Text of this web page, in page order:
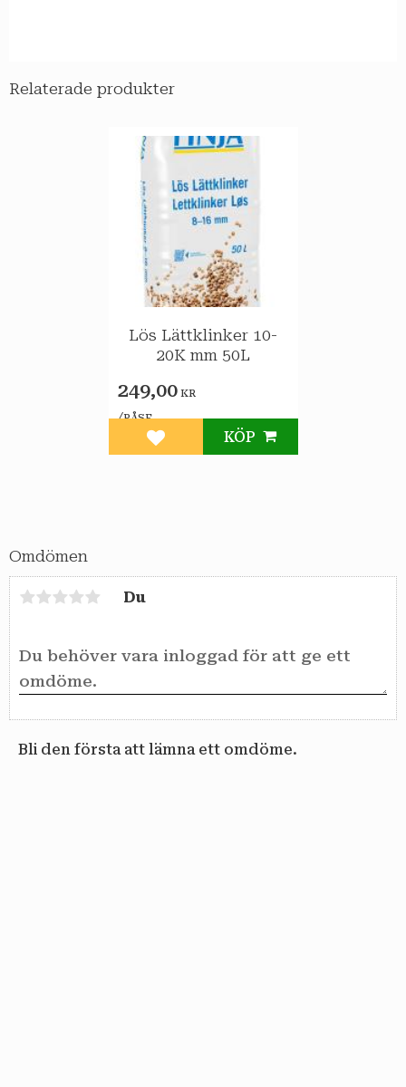
Omdömen
Du
Bli den första att lämna ett omdöme.
Relaterade produkter
Lös Lättklinker 10-
20K mm 50L
249,00KR
/PÅSE
Lägg till i favoriter
KÖP